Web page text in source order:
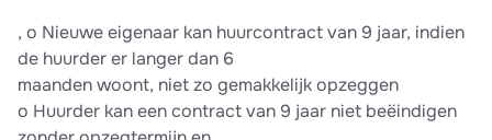
, o Nieuwe eigenaar kan huurcontract van 9 jaar, indien
de huurder er langer dan 6
maanden woont, niet zo gemakkelijk opzeggen
o Huurder kan een contract van 9 jaar niet beëindigen